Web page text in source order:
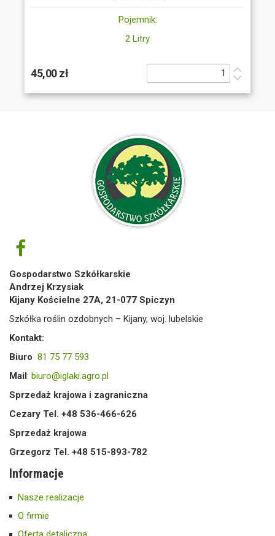
Pojemnik:
2 Litry
45,00 zł
Gospodarstwo Szkółkarskie
Andrzej Krzysiak
Kijany Kościelne 27A, 21-077 Spiczyn
Szkółka roślin ozdobnych – Kijany, woj. lubelskie
Kontakt:
Biuro 81 75 77 593
Mail: biuro@iglaki.agro.pl
Sprzedaż krajowa i zagraniczna
Cezary Tel. +48 536-466-626
Sprzedaż krajowa
Grzegorz Tel. +48 515-893-782
Informacje
Nasze realizacje
O firmie